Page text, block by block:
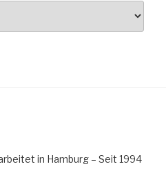
in Hamburg – Seit 1994